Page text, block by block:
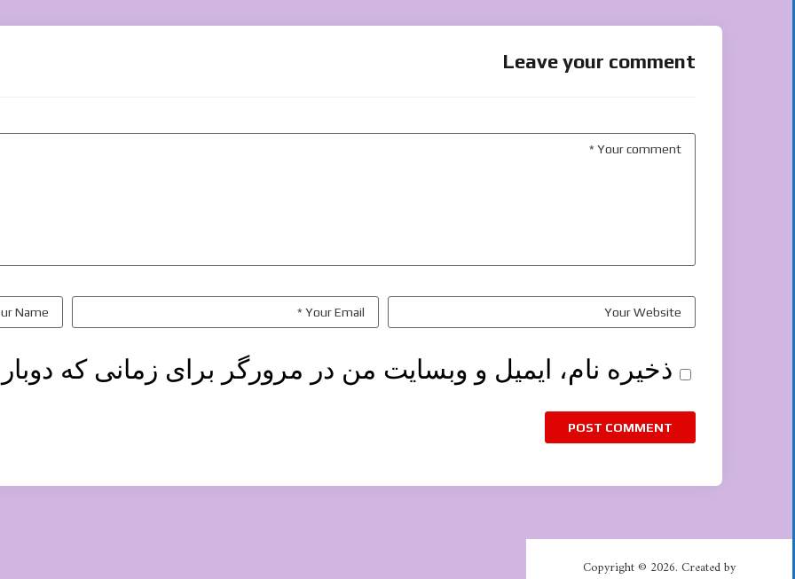
Leave your comment
ذخیره نام، ایمیل و وبسایت من در مرورگر برای زمانی که
Copyright © 2026. Created by